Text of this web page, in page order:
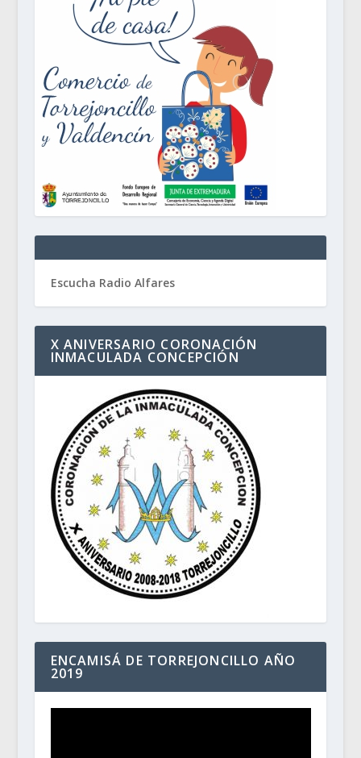
Escucha Radio Alfares
X ANIVERSARIO CORONACIÓN
INMACULADA CONCEPCIÓN
ENCAMISÁ DE TORREJONCILLO AÑO
2019